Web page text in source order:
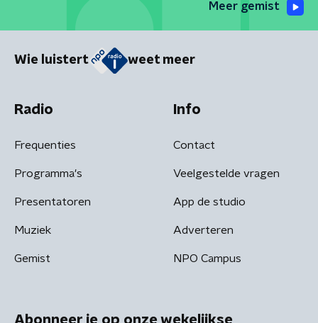
Meer gemist
Wie luistert weet meer
Radio
Frequenties
Programma's
Presentatoren
Muziek
Gemist
Info
Contact
Veelgestelde vragen
App de studio
Adverteren
NPO Campus
Abonneer je op onze wekelijkse